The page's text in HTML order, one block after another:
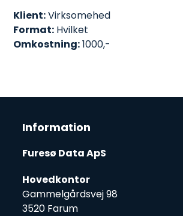
Klient:Virksomehed
Format: Hvilket
Omkostning:1000,-
Information
Furesø Data ApS
Hovedkontor
Gammelgårdsvej 98
3520 Farum